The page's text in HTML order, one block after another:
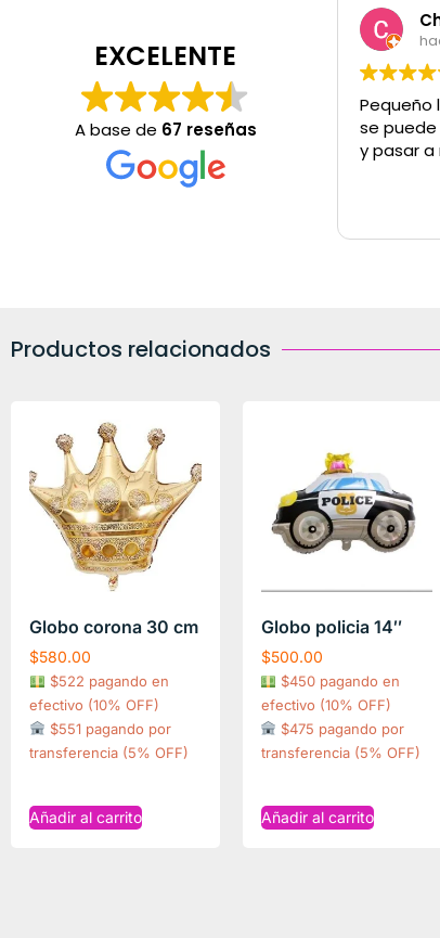
EXCELENTE
A base de 67 reseñas
Christian
hace 1 año
Pequeño local que
se puede realizar la
y pasar a retirar
Productos relacionados
Globo corona 30 cm
$580.00
$522 pagando en
efectivo (10% OFF)
$551 pagando por
transferencia (5% OFF)
Añadir al carrito
Globo policia 14″
$500.00
$450 pagando en
efectivo (10% OFF)
$475 pagando por
transferencia (5% OFF)
Añadir al carrito